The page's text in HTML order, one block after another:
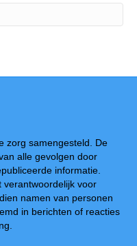
zorg samengesteld. De
alle gevolgen door
informatie.
verantwoordelijk voor
namen van personen
in berichten of reacties